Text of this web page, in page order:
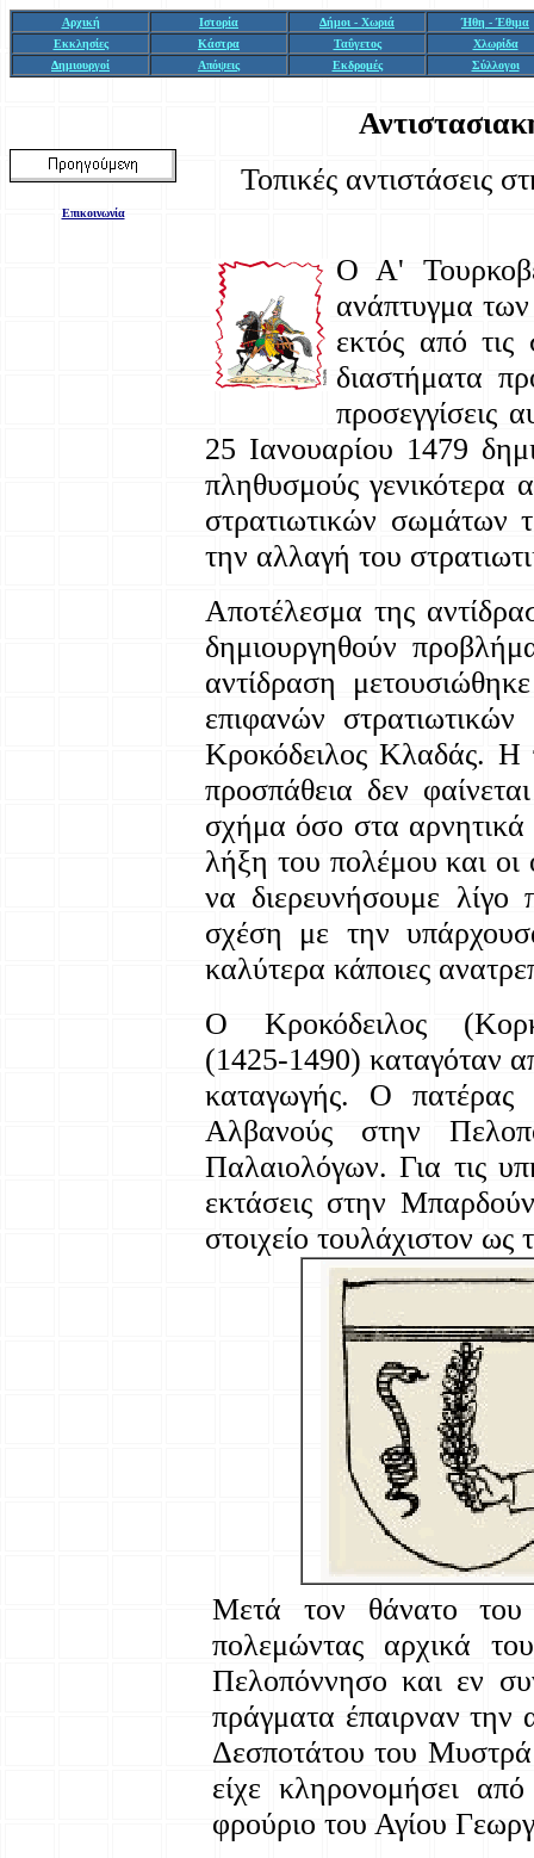
Αρχική Ιστορία Δήμοι - Χωριά
Ήθη - Έθιμα
Εκκλησίες
Κάστρα Ταΰγετος
Χλωρίδα
Δημιουργοί
Απόψεις Εκδρομές Σύλλογοι
Επικοινωνία
Τοπικές αντιστάσεις
Ο Α'
ανάπτυγμα των
εκτός από
διαστήματα
προσεγγίσεις
25 Ιανουαρίου 1479
πληθυσμούς γενικότερα
στρατιωτικών σωμάτων
την αλλαγή του
Αποτέλεσμα της
δημιουργηθούν
αντίδραση
επιφανών
Κροκόδειλος Κλαδάς. Η
προσπάθεια δεν
σχήμα όσο στα αρνητικά
λήξη του πολέμου και οι
να διερευνήσουμε
σχέση με την
καλύτερα κάποιες
Ο Κροκόδειλος
(1425-1490) καταγόταν
καταγωγής. Ο πατέρας
Αλβανούς στην
Παλαιολόγων. Για τις
εκτάσεις στην
στοιχείο τουλάχιστον ως
Μετά τον θάνατο του
πολεμώντας αρχικά
Πελοπόννησο και εν
πράγματα έπαιρναν την
Δεσποτάτου του Μυστρά
είχε κληρονομήσει
φρούριο του Αγίου